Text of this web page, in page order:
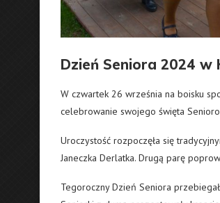
Dzień Seniora 2024
W czwartek 26 września na boisku
celebrowanie swojego święta
Uroczystość rozpoczęła się
Janeczka Derlatka. Drugą parę
Tegoroczny Dzień Seniora